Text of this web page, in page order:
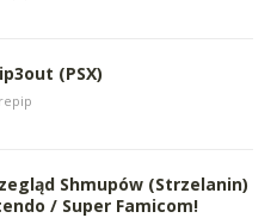
(PSX)
repip
Shmupów (Strzelanin)
/ Super Famicom!